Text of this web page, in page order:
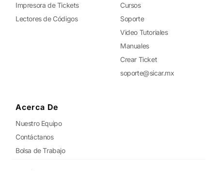
Impresora de Tickets
Lectores de Códigos
Cursos
Soporte
Video Tutoriales
Manuales
Crear Ticket
soporte@sicar.mx
Acerca De
Nuestro Equipo
Contáctanos
Bolsa de Trabajo